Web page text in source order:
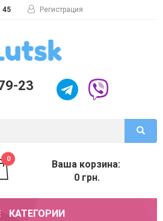
45 Регистрация
23
0
Ваша корзина:
0 грн.
КАТЕГОРИИ